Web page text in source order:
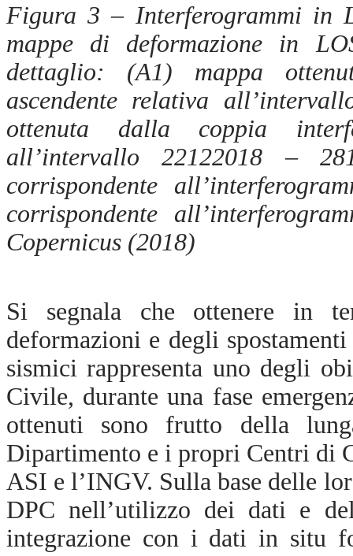
Figura 3 – Interferogrammi in
mappe di deformazione in
dettaglio: (A1 ) mappa
ascendente relativa
ottenuta dalla coppia
all’intervallo 22122018 –
corrispondente
corrispondente
Copernicus (2018)
Si segnala che ottenere in
deformazioni e degli
sismici rappresenta uno degli
Civile, durante una fase
ottenuti sono frutto della
Dipartimento e i propri Centri di
ASI e l’INGV. Sulla base delle
DPC nell’utilizzo dei dati e
integrazione con i dati in situ